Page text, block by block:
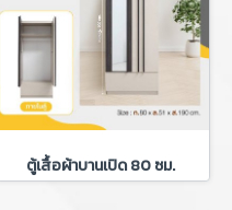
ตู้เสื้อผ้าบานเปิด 80 ซม.